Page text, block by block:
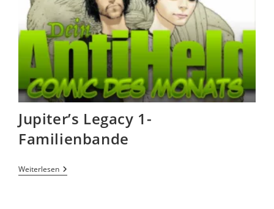
Jupiter’s Legacy 1-
Familienbande
Weiterlesen